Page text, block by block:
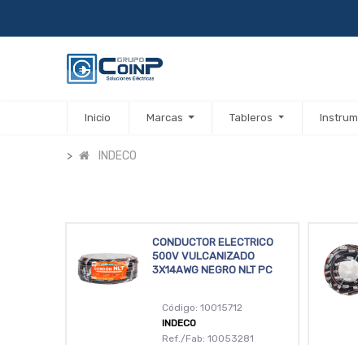
Inicio Marcas Tableros
INDECO
CONDUCTOR ELECTRICO
500V VULCANIZADO
3X14AWG NEGRO NLT PC
Código: 10015712
INDECO
Ref./Fab: 10053281